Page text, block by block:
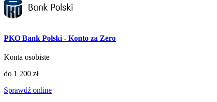
PKO Bank Polski - Konto za Zero
Konta osobiste
do 1 200 zł
Sprawdź online